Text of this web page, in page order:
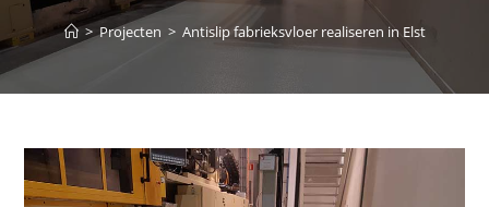
> Projecten > Antislip fabrieksvloer realiseren in Elst